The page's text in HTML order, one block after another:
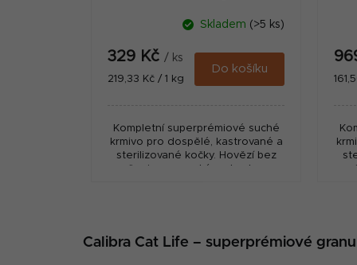
Skladem (>5 ks)
329 Kč / ks
Měrná
219,33 Kč / 1 kg
Do košíku
Kompletní superprémiové suché
krmivo pro dospělé, kastrované a
sterilizované kočky. Hovězí bez
pšenice s vysokým obsahem
Calibra Cat Life – superprémiové